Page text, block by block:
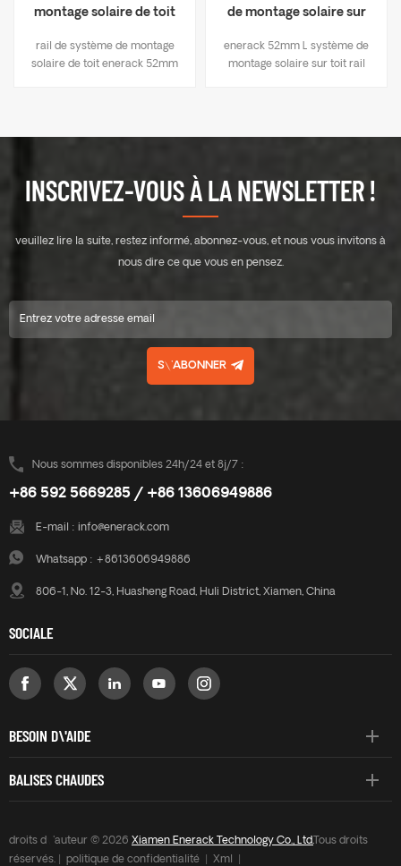
montage solaire de toit
rail de système de montage
solaire de toit enerack 52mm
de montage solaire sur
enerack 52mm L système de
montage solaire sur toit rail
INSCRIVEZ-VOUS À LA NEWSLETTER !
veuillez lire la suite, restez informé, abonnez-vous, et nous vous invitons à
nous dire ce que vous en pensez.
S\'ABONNER
Nous sommes disponibles 24h/24 et 8j/7 :
+86 592 5669285 / +86 13606949886
E-mail : info@enerack.com
Whatsapp : +8613606949886
806-1, No. 12-3, Huasheng Road, Huli District, Xiamen, China
SOCIALE
BESOIN D\'AIDE
BALISES CHAUDES
droits d\'auteur © 2026 Xiamen Enerack Technology Co., Ltd.Tous droits
réservés. |
politique de confidentialité Xml